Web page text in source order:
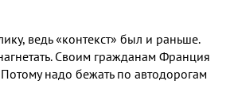
ведь «контекст» был и раньше.
Своим гражданам Франция
надо бежать по автодорогам